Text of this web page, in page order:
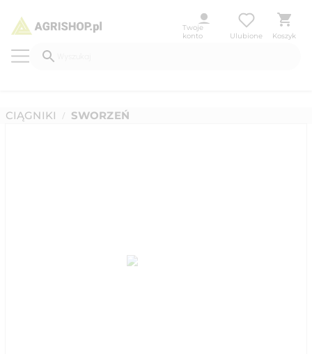
Twoje
konto
Ulubione Koszyk
CIĄGNIKI / SWORZEŃ